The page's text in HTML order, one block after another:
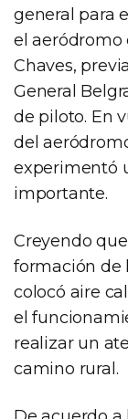
general para
el aeródromo
Chaves,
General
de piloto. En
del
experimentó
importante.
Creyendo
formación de
colocó aire
el
realizar un
camino rural.